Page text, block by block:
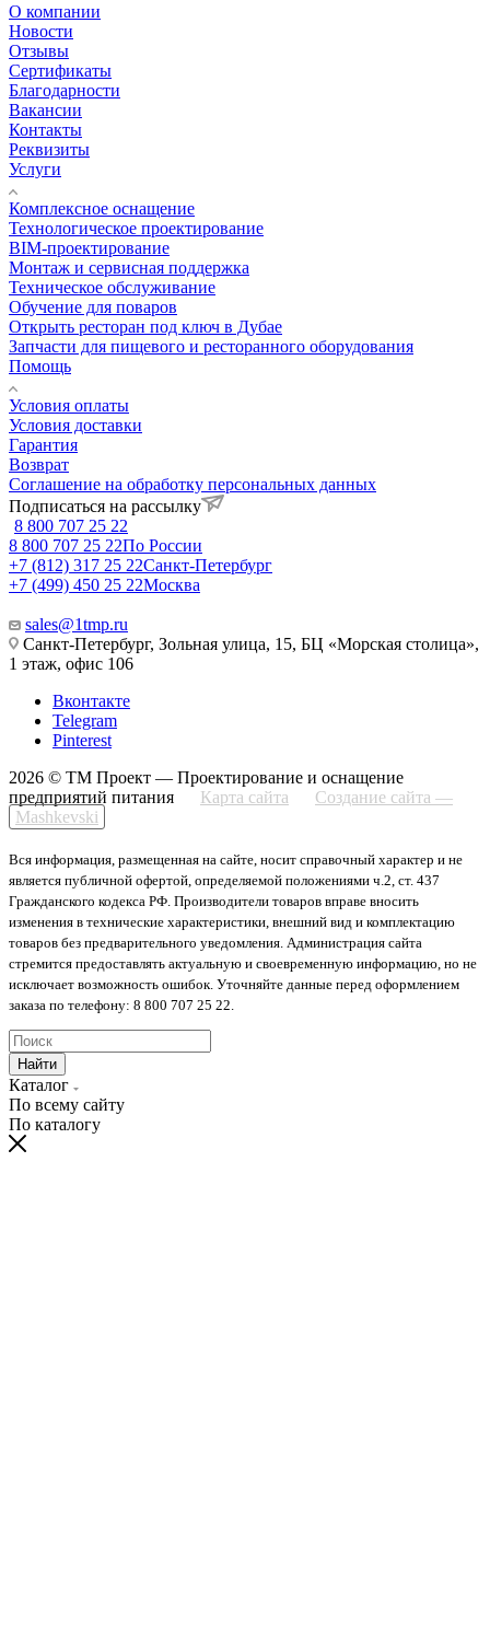
О компании
Новости
Отзывы
Сертификаты
Благодарности
Вакансии
Контакты
Реквизиты
Услуги
Комплексное оснащение
Технологическое проектирование
BIM-проектирование
Монтаж и сервисная поддержка
Техническое обслуживание
Обучение для поваров
Открыть ресторан под ключ в Дубае
Запчасти для пищевого и ресторанного оборудования
Помощь
Условия оплаты
Условия доставки
Гарантия
Возврат
Соглашение на обработку персональных данных
Подписаться на рассылку
8 800 707 25 22
8 800 707 25 22По России
+7 (812) 317 25 22Санкт-Петербург
+7 (499) 450 25 22Москва
sales@1tmp.ru
Санкт-Петербург, Зольная улица, 15, БЦ «Морская столица»,
1 этаж, офис 106
Вконтакте
Telegram
Pinterest
2026 © ТМ Проект — Проектирование и оснащение
предприятий питания
Карта сайта
Создание сайта —
Mashkevski
Вся информация, размещенная на сайте, носит справочный характер и не
является публичной офертой, определяемой положениями ч.2, ст. 437
Гражданского кодекса РФ. Производители товаров вправе вносить
изменения в технические характеристики, внешний вид и комплектацию
товаров без предварительного уведомления. Администрация сайта
стремится предоставлять актуальную и своевременную информацию, но не
исключает возможность ошибок. Уточняйте данные перед оформлением
заказа по телефону: 8 800 707 25 22.
Найти
Каталог
По всему сайту
По каталогу